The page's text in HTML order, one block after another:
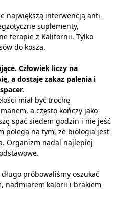
największą interwencją anti-
suplementy,
terapie z Kalifornii. Tylko
do kosza.
Człowiek liczy na
a dostaje zakaz palenia i
miał być trochę
a często kończy jako
spać siedem godzin i nie jeść
polega na tym, że biologia jest
Organizm nadal najlepiej
próbowaliśmy oszukać
nadmiarem kalorii i brakiem